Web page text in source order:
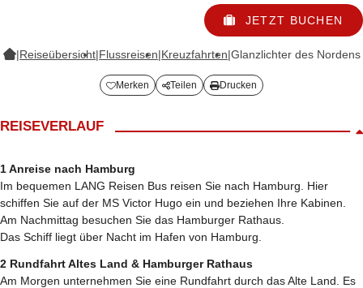
JETZT BUCHEN
|Reiseübersicht|Flussreisen|Kreuzfahrten|Glanzlichter des Nordens
Merken Teilen Drucken
REISEVERLAUF
1 Anreise nach Hamburg
Im bequemen LANG Reisen Bus reisen Sie nach Hamburg. Hier
schiffen Sie auf der MS Victor Hugo ein und beziehen Ihre Kabinen.
Am Nachmittag besuchen Sie das Hamburger Rathaus.
Das Schiff liegt über Nacht im Hafen von Hamburg.
2 Rundfahrt Altes Land & Hamburger Rathaus
Am Morgen unternehmen Sie eine Rundfahrt durch das Alte Land. Es